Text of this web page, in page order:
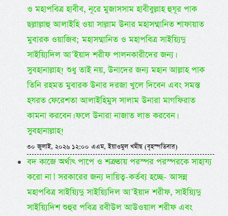
ও মহাপবিত্র হাবীব, নূরে মুজাসসাম হাবীবুল্লাহ হুযূর পাক
ছল্লাল্লাহু আলাইহি ওয়া সাল্লাম উনার মহাসম্মানিত শাফায়াত
মুবারক ওয়াজিব; মহাসম্মানিত ও মহাপবিত্র সাইয়্যিদু
সাইয়্যিদিল আ’ইয়াদ শরীফ পালনকারীদের জন্য।
সুবহানাল্লাহ! শুধু তাই নয়, উনাদের জন্য মহান আল্লাহ পাক
তিনি রহমত মুবারক উনার দরজা খুলে দিবেন এবং সমস্ত
হযরত ফেরেশতা আলাইহিমুস সালাম উনারা মাগফিরাত
কামনা করবেন। ফলে উনারা নাজাত লাভ করবেন।
সুবহানাল্লাহ!
৩০ জুলাই, ২০২৬ ১২:০০ এএম, ইয়াওমুল খমীছ (বৃহস্পতিবার)
বদ কাজে অর্থাৎ পাপে ও শত্রুতায় পরস্পর পরস্পরকে সাহায্য
করো না।’ সরকারের জন্য দায়িত্ব-কর্তব্য হচ্ছে- আসন্ন
মহাপবিত্র সাইয়্যিদু সাইয়্যিদিল আ’ইয়াদ শরীফ, সাইয়্যিদু
সাইয়্যিদিশ শুহুর পবিত্র রবীউল আউওয়াল শরীফ এবং